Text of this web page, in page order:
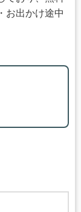
お出かけ途中